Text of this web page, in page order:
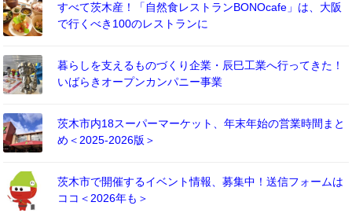
すべて茨木産！「自然食レストランBONOcafe」は、大阪
で行くべき100のレストランに
暮らしを支えるものづくり企業・辰巳工業へ行ってきた！
いばらきオープンカンパニー事業
茨木市内18スーパーマーケット、年末年始の営業時間まと
め＜2025-2026版＞
茨木市で開催するイベント情報、募集中！送信フォームは
ココ＜2026年も＞